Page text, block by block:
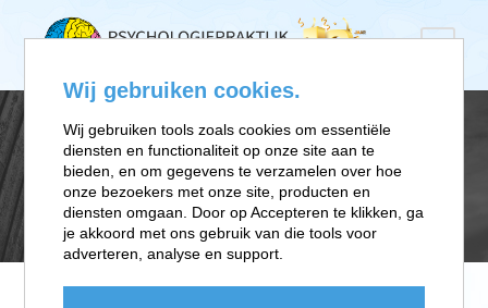
PRIKFOBIE
Wij gebruiken cookies.
Wij gebruiken tools zoals cookies om essentiële
diensten en functionaliteit op onze site aan te
bieden, en om gegevens te verzamelen over hoe
onze bezoekers met onze site, producten en
diensten omgaan. Door op Accepteren te klikken, ga
je akkoord met ons gebruik van die tools voor
adverteren, analyse en support.